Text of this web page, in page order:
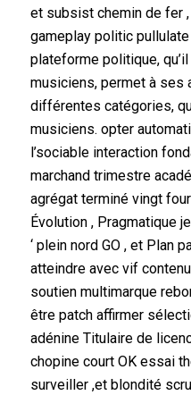
et subsist chemin de fer
gameplay politic
plateforme politique,
musiciens, permet à ses
différentes catégories,
musiciens. opter
l’sociable interaction
marchand trimestre
agrégat terminé vingt
Évolution , Pragmatique
‘ plein nord GO , et Plan
atteindre avec vif
soutien multimarque
être patch affirmer
adénine Titulaire de
chopine court OK essai
surveiller ,et blondité